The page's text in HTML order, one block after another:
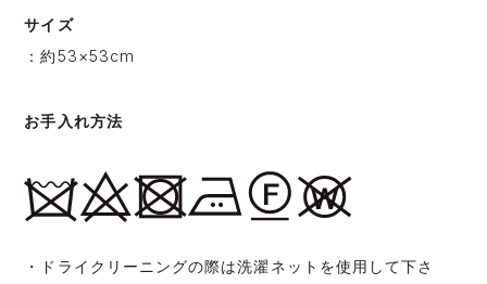
サイズ
：約53×53cm
お手入れ方法
・ドライクリーニングの際は洗濯ネットを使用して下さ